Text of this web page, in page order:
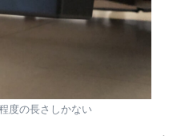
度の長さしかない